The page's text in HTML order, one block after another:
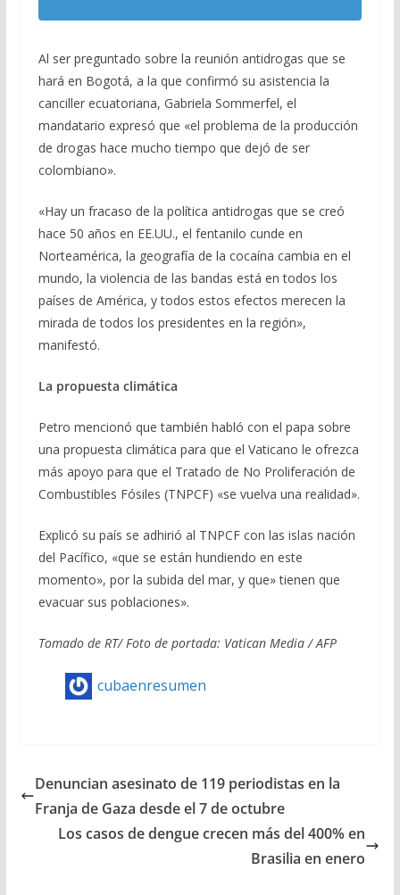
Al ser preguntado sobre la reunión antidrogas que se
hará en Bogotá, a la que confirmó su asistencia la
canciller ecuatoriana, Gabriela Sommerfel, el
mandatario expresó que «el problema de la producción
de drogas hace mucho tiempo que dejó de ser
colombiano».
«Hay un fracaso de la política antidrogas que se creó
hace 50 años en EE.UU., el fentanilo cunde en
Norteamérica, la geografía de la cocaína cambia en el
mundo, la violencia de las bandas está en todos los
países de América, y todos estos efectos merecen la
mirada de todos los presidentes en la región»,
manifestó.
La propuesta climática
Petro mencionó que también habló con el papa sobre
una propuesta climática para que el Vaticano le ofrezca
más apoyo para que el Tratado de No Proliferación de
Combustibles Fósiles (TNPCF) «se vuelva una realidad».
Explicó su país se adhirió al TNPCF con las islas nación
del Pacífico, «que se están hundiendo en este
momento», por la subida del mar, y que» tienen que
evacuar sus poblaciones».
Tomado de RT/ Foto de portada: Vatican Media/ AFP
cubaenresumen
Denuncian asesinato de 119 periodistas en la
Franja de Gaza desde el 7 de octubre
Los casos de dengue crecen más del 400% en
Brasilia en enero